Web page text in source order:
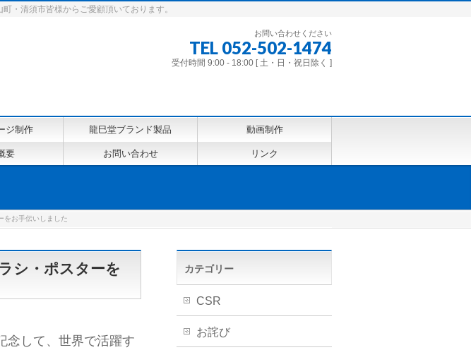
・清須市皆様からご愛顧頂いております。
お問い合わせください
TEL 052-502-1474
受付時間 9:00 - 18:00 [ 土・日・祝日除く ]
ジ制作 龍巳堂ブランド製品 動画制作
要 お問い合わせ リンク
をお手伝いしました
シ・ポスターを
念して、世界で活躍す
カテゴリー
CSR
お詫び